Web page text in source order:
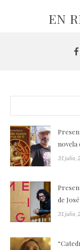
EN
novela
31 julio,
de
31 julio,